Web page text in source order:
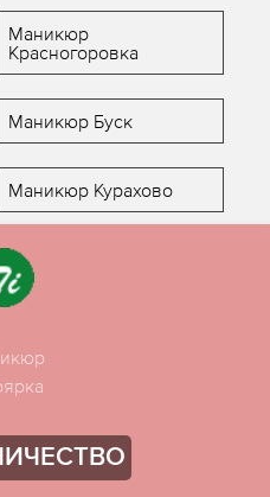
Маникюр
Красногоровка
Маникюр Буск
Маникюр Курахово